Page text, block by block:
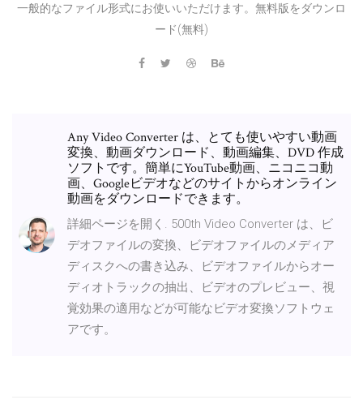
一般的なファイル形式にお使いいただけます。無料版をダウンロ
ード(無料)
Any Video Converter は、とても使いやすい動画
変換、動画ダウンロード、動画編集、DVD 作成
ソフトです。簡単にYouTube動画、ニコニコ動
画、Googleビデオなどのサイトからオンライン
動画をダウンロードできます。
詳細ページを開く. 500th Video Converter は、ビ
デオファイルの変換、ビデオファイルのメディア
ディスクへの書き込み、ビデオファイルからオー
ディオトラックの抽出、ビデオのプレビュー、視
覚効果の適用などが可能なビデオ変換ソフトウェ
アです。